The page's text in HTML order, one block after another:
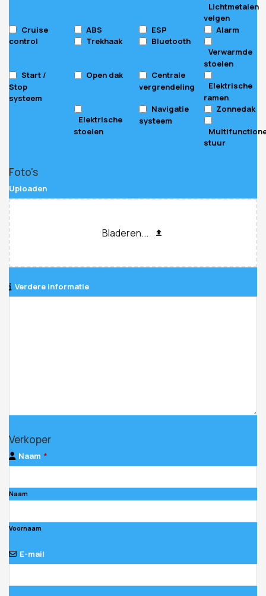
Lichtmetalen
velgen
Cruise
control
ABS ESP
Alarm
Trekhaak
Bluetooth
Verwarmde
stoelen
Start /
Stop
systeem
Open dak
Centrale
vergrendeling
Elektrische
ramen
Elektrische
stoelen
Navigatie
systeem
Zonnedak
stuur
Foto's
Uploaden
Bladeren...
Verdere informatie
Verkoper
Naam *
Naam
Voornaam
E-mail